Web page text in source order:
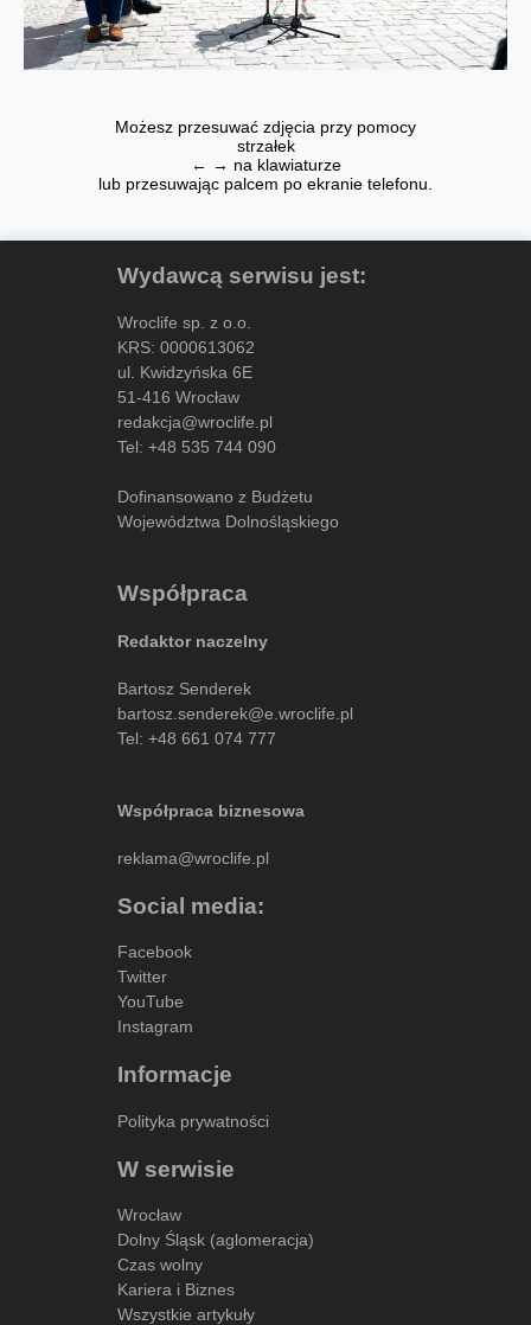
Możesz przesuwać zdjęcia przy pomocy
strzałek
← → na klawiaturze
lub przesuwając palcem po ekranie telefonu.
Wydawcą serwisu jest:
Wroclife sp. z o.o.
KRS: 0000613062
ul. Kwidzyńska 6E
51-416 Wrocław
redakcja@wroclife.pl
Tel: +48 535 744 090
Dofinansowano z Budżetu
Województwa Dolnośląskiego
Współpraca
Redaktor naczelny
Bartosz Senderek
bartosz.senderek@e.wroclife.pl
Tel: +48 661 074 777
Współpraca biznesowa
reklama@wroclife.pl
Social media:
Facebook
Twitter
YouTube
Instagram
Informacje
Polityka prywatności
W serwisie
Wrocław
Dolny Śląsk (aglomeracja)
Czas wolny
Kariera i Biznes
Wszystkie artykuły